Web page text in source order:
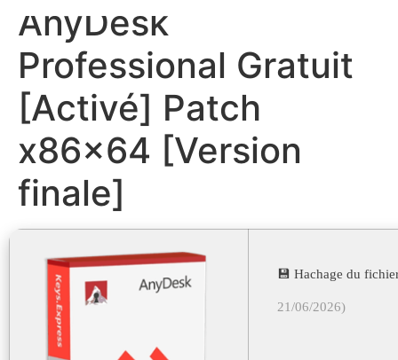
AnyDesk
Professional Gratuit
[Activé] Patch
x86x64 [Version
finale]
💾 Hachage du
21/06/2026)